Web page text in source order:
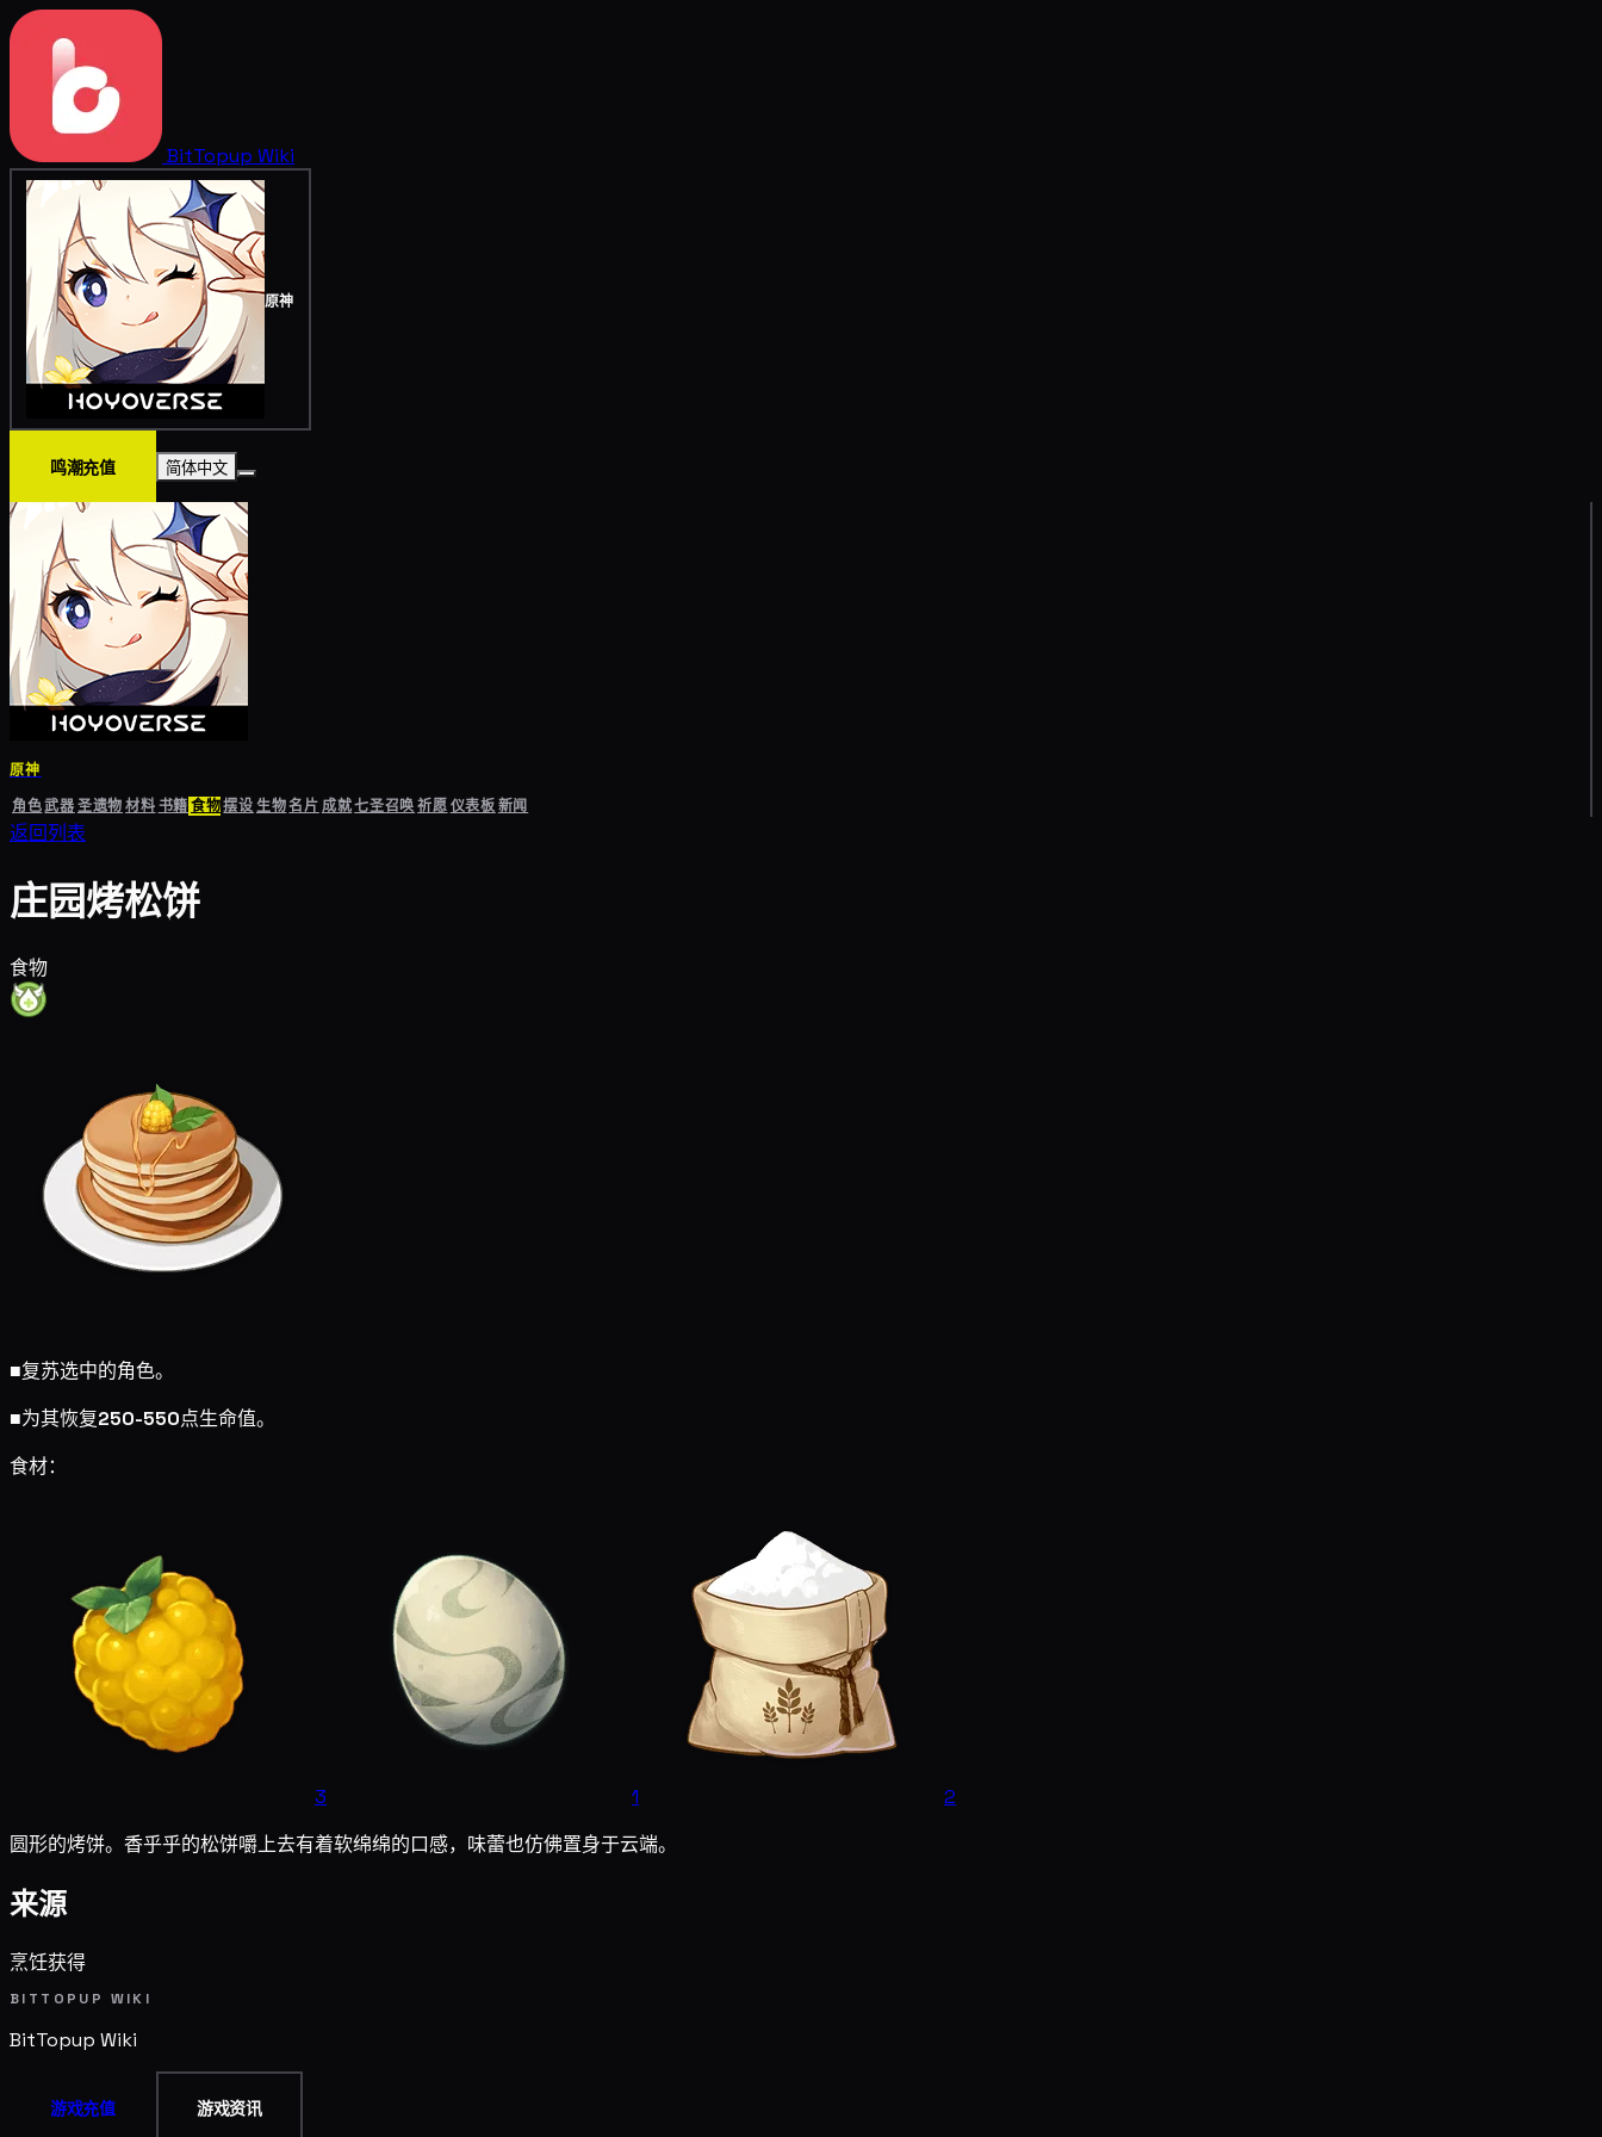
BitTopup Wiki
原神
鸣潮充值 简体中文
原神
角色武器圣遗物材料书籍食物摆设生物名片成就七圣召唤祈愿仪表板新闻
返回列表
庄园烤松饼
食物
■复苏选中的角色。
■为其恢复250-550点生命值。
食材：
3 1
2
圆形的烤饼。香乎乎的松饼嚼上去有着软绵绵的口感，味蕾也仿佛置身于云端。
来源
烹饪获得
BITTOPUP WIKI
BitTopup Wiki
游戏充值 游戏资讯